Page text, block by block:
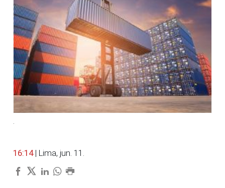
.
16:14 | Lima, jun. 11.